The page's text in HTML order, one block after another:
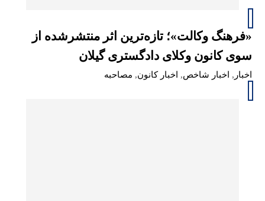
«فرهنگ وکالت»؛ تازه‌ترین اثر منتشرشده از
سوی کانون وکلای دادگستری گیلان
اخبار , اخبار شاخص, اخبار کانون, مصاحبه